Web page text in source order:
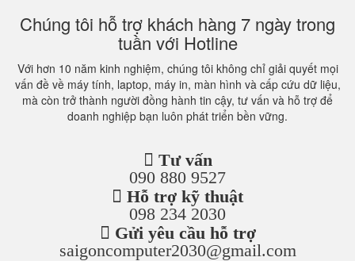
Chúng tôi hỗ trợ khách hàng 7 ngày trong
tuần với Hotline
Với hơn 10 năm kinh nghiệm, chúng tôi không chỉ giải quyết mọi
vấn đề về máy tính, laptop, máy in, màn hình và cấp cứu dữ liệu,
mà còn trở thành người đồng hành tin cậy, tư vấn và hỗ trợ để
doanh nghiệp bạn luôn phát triển bền vững.
Tư vấn
090 880 9527
Hỗ trợ kỹ thuật
098 234 2030
Gửi yêu cầu hỗ trợ
saigoncomputer2030@gmail.com